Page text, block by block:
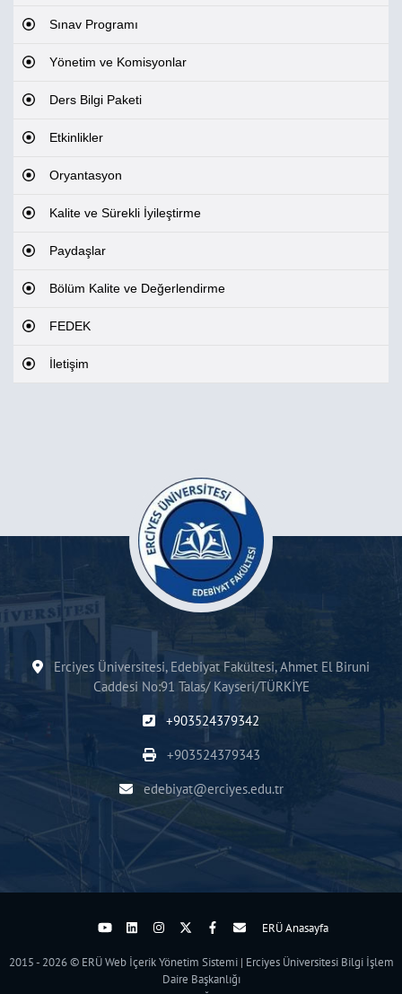
Sınav Programı
Yönetim ve Komisyonlar
Ders Bilgi Paketi
Etkinlikler
Oryantasyon
Kalite ve Sürekli İyileştirme
Paydaşlar
Bölüm Kalite ve Değerlendirme
FEDEK
İletişim
Erciyes Üniversitesi, Edebiyat Fakültesi, Ahmet El Biruni
Caddesi No:91 Talas/ Kayseri/TÜRKİYE
+903524379342
+903524379343
edebiyat@erciyes.edu.tr
ERÜ Anasayfa
2015 - 2026 © ERÜ Web İçerik Yönetim Sistemi | Erciyes Üniversitesi Bilgi İşlem
Daire Başkanlığı